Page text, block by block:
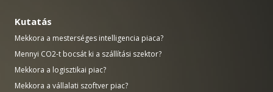
Kutatás
Mekkora a mesterséges intelligencia piaca?
Mennyi CO2-t bocsát ki a szállítási szektor?
Mekkora a logisztikai piac?
Mekkora a vállalati szoftver piac?